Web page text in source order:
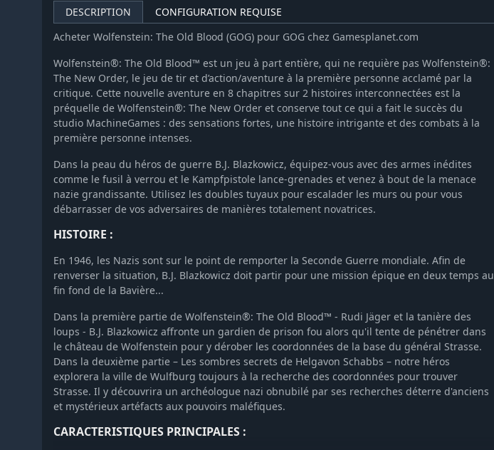
DESCRIPTION
CONFIGURATION REQUISE
Acheter Wolfenstein: The Old Blood (GOG) pour GOG chez Gamesplanet.com
Wolfenstein®: The Old Blood™ est un jeu à part entière, qui ne requière pas Wolfenstein®:
The New Order, le jeu de tir et d’action/aventure à la première personne acclamé par la
critique. Cette nouvelle aventure en 8 chapitres sur 2 histoires interconnectées est la
préquelle de Wolfenstein®: The New Order et conserve tout ce qui a fait le succès du
studio MachineGames : des sensations fortes, une histoire intrigante et des combats à la
première personne intenses.
Dans la peau du héros de guerre B.J. Blazkowicz, équipez-vous avec des armes inédites
comme le fusil à verrou et le Kampfpistole lance-grenades et venez à bout de la menace
nazie grandissante. Utilisez les doubles tuyaux pour escalader les murs ou pour vous
débarrasser de vos adversaires de manières totalement novatrices.
HISTOIRE :
En 1946, les Nazis sont sur le point de remporter la Seconde Guerre mondiale. Afin de
renverser la situation, B.J. Blazkowicz doit partir pour une mission épique en deux temps au
fin fond de la Bavière...
Dans la première partie de Wolfenstein®: The Old Blood™ - Rudi Jäger et la tanière des
loups - B.J. Blazkowicz affronte un gardien de prison fou alors qu'il tente de pénétrer dans
le château de Wolfenstein pour y dérober les coordonnées de la base du général Strasse.
Dans la deuxième partie – Les sombres secrets de Helgavon Schabbs – notre héros
explorera la ville de Wulfburg toujours à la recherche des coordonnées pour trouver
Strasse. Il y découvrira un archéologue nazi obnubilé par ses recherches déterre d'anciens
et mystérieux artéfacts aux pouvoirs maléfiques.
CARACTERISTIQUES PRINCIPALES :